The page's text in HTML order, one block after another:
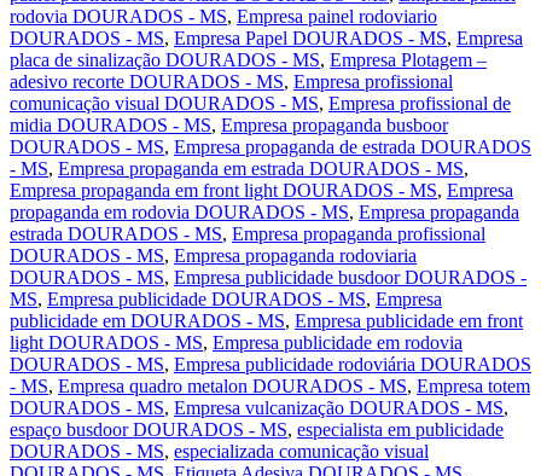
rodovia DOURADOS - MS, Empresa painel rodoviario
DOURADOS - MS, Empresa Papel DOURADOS - MS, Empresa
placa de sinalização DOURADOS - MS, Empresa Plotagem –
adesivo recorte DOURADOS - MS, Empresa profissional
comunicação visual DOURADOS - MS, Empresa profissional de
midia DOURADOS - MS, Empresa propaganda busboor
DOURADOS - MS, Empresa propaganda de estrada DOURADOS
- MS, Empresa propaganda em estrada DOURADOS - MS,
Empresa propaganda em front light DOURADOS - MS, Empresa
propaganda em rodovia DOURADOS - MS, Empresa propaganda
estrada DOURADOS - MS, Empresa propaganda profissional
DOURADOS - MS, Empresa propaganda rodoviaria
DOURADOS - MS, Empresa publicidade busdoor DOURADOS -
MS, Empresa publicidade DOURADOS - MS, Empresa
publicidade em DOURADOS - MS, Empresa publicidade em front
light DOURADOS - MS, Empresa publicidade em rodovia
DOURADOS - MS, Empresa publicidade rodoviária DOURADOS
- MS, Empresa quadro metalon DOURADOS - MS, Empresa totem
DOURADOS - MS, Empresa vulcanização DOURADOS - MS,
espaço busdoor DOURADOS - MS, especialista em publicidade
DOURADOS - MS, especializada comunicação visual